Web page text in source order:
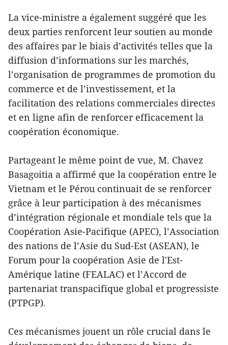
La vice-ministre a également suggéré que les
deux parties renforcent leur soutien au monde
des affaires par le biais d’activités telles que la
diffusion d’informations sur les marchés,
l’organisation de programmes de promotion du
commerce et de l’investissement, et la
facilitation des relations commerciales directes
et en ligne afin de renforcer efficacement la
coopération économique.
Partageant le même point de vue, M. Chavez
Basagoitia a affirmé que la coopération entre le
Vietnam et le Pérou continuait de se renforcer
grâce à leur participation à des mécanismes
d’intégration régionale et mondiale tels que la
Coopération Asie-Pacifique (APEC), l’Association
des nations de l’Asie du Sud-Est (ASEAN), le
Forum pour la coopération Asie de l'Est-
Amérique latine (FEALAC) et l’Accord de
partenariat transpacifique global et progressiste
(PTPGP).
Ces mécanismes jouent un rôle crucial dans le